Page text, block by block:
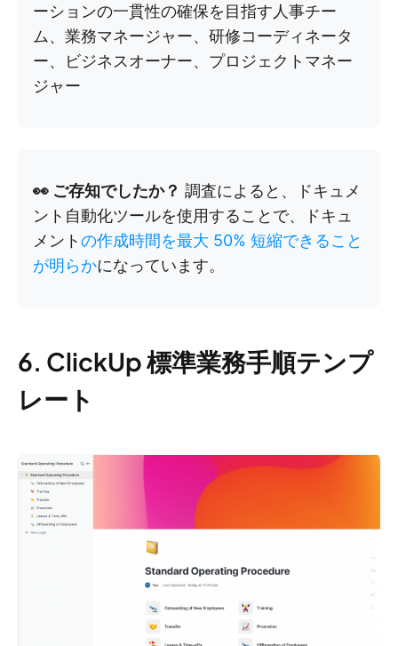
ーションの一貫性の確保を目指す人事チー
ム、業務マネージャー、研修コーディネータ
ー、ビジネスオーナー、プロジェクトマネー
ジャー
👀 ご存知でしたか？ 調査によると、ドキュメ
ント自動化ツールを使用することで、ドキュ
メントの作成時間を最大 50% 短縮できること
が明らかになっています。
6. ClickUp 標準業務手順テンプ
レート